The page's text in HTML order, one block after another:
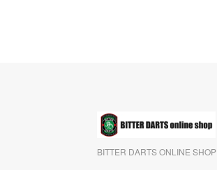
BITTER DARTS ONLINE SHOP